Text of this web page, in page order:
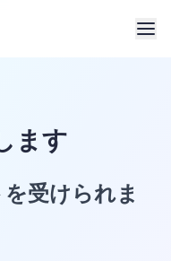
ます
受けられま